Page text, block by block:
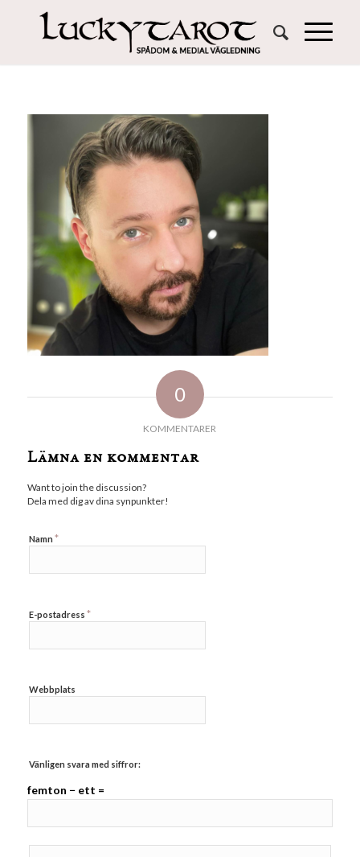
0
KOMMENTARER
Lämna en kommentar
Want to join the discussion?
Dela med dig av dina synpunkter!
Namn *
E-postadress *
Webbplats
Vänligen svara med siffror:
femton − ett =